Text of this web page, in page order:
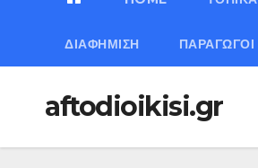
ΔΙΑΦΉΜΙΣΗ ΠΑΡΑΓΩΓΟΊ
aftodioikisi.gr